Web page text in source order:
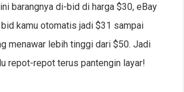
barangnya di-bid di harga $30, eBay
kamu otomatis jadi $31 sampai
menawar lebih tinggi dari $50. Jadi
repot-repot terus pantengin layar!